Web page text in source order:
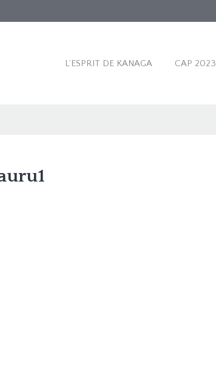
L’ESPRIT DE KANAGA CAP 2023